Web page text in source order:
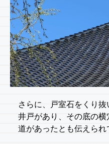
さらに、戸室石をくり
井戸があり、その底の
道があったとも伝えられ